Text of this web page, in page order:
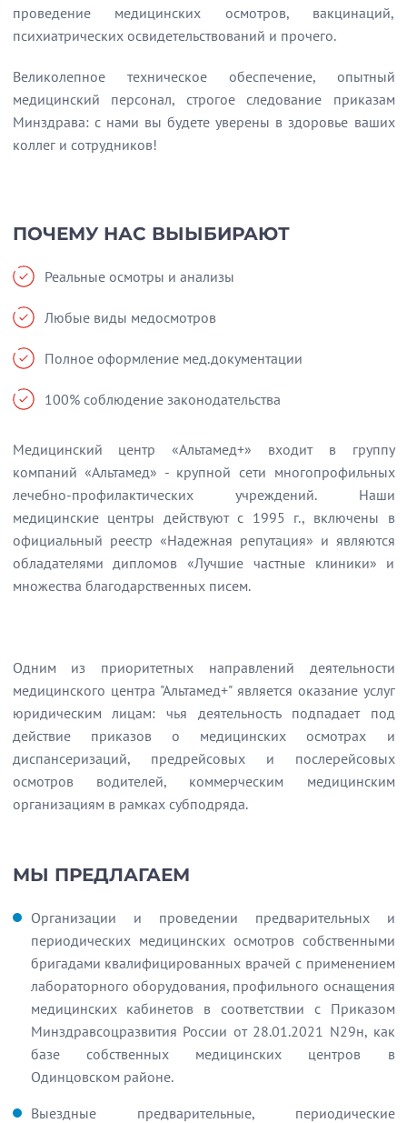
проведение медицинских осмотров, вакцинаций,
психиатрических освидетельствований и прочего.
Великолепное техническое обеспечение, опытный
медицинский персонал, строгое следование приказам
Минздрава: с нами вы будете уверены в здоровье ваших
коллег и сотрудников!
ПОЧЕМУ НАС ВЫЫБИРАЮТ
Реальные осмотры и анализы
Любые виды медосмотров
Полное оформление мед.документации
100% соблюдение законодательства
Медицинский центр «Альтамед+» входит в группу
компаний «Альтамед» - крупной сети многопрофильных
лечебно-профилактических учреждений. Наши
медицинские центры действуют с 1995 г., включены в
официальный реестр «Надежная репутация» и являются
обладателями дипломов «Лучшие частные клиники» и
множества благодарственных писем.
Одним из приоритетных направлений деятельности
медицинского центра "Альтамед+" является оказание услуг
юридическим лицам: чья деятельность подпадает под
действие приказов о медицинских осмотрах и
диспансеризаций, предрейсовых и послерейсовых
осмотров водителей, коммерческим медицинским
организациям в рамках субподряда.
МЫ ПРЕДЛАГАЕМ
Организации и проведении предварительных и
периодических медицинских осмотров собственными
бригадами квалифицированных врачей с применением
лабораторного оборудования, профильного оснащения
медицинских кабинетов в соответствии с Приказом
Минздравсоцразвития России от 28.01.2021 N29н, как
базе собственных медицинских центров в
Одинцовском районе.
Выездные предварительные, периодические